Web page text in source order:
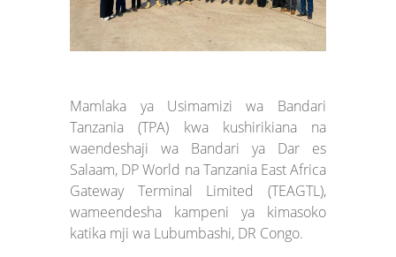
Mamlaka ya Usimamizi wa Bandari
Tanzania (TPA) kwa kushirikiana na
waendeshaji wa Bandari ya Dar es
Salaam, DP World na Tanzania East Africa
Gateway Terminal Limited (TEAGTL),
wameendesha kampeni ya kimasoko
katika mji wa Lubumbashi, DR Congo.